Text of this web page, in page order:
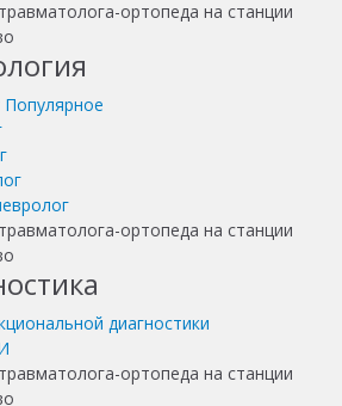
Популярное
диагностики